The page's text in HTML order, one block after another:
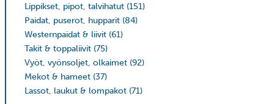
Lippikset, pipot, talvihatut (151)
Paidat, puserot, hupparit (84)
Westernpaidat & liivit (61)
Takit & toppaliivit (75)
Vyöt, vyönsoljet, olkaimet (92)
Mekot & hameet (37)
Lassot, laukut & lompakot (71)